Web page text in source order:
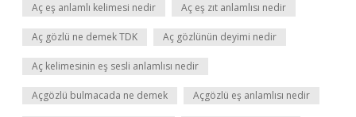
Aç eş anlamlı kelimesi nedir Aç eş zıt anlamlısı nedir
Aç gözlü ne demek TDK Aç gözlünün deyimi nedir
Aç kelimesinin eş sesli anlamlısı nedir
Açgözlü bulmacada ne demek Açgözlü eş anlamlısı nedir